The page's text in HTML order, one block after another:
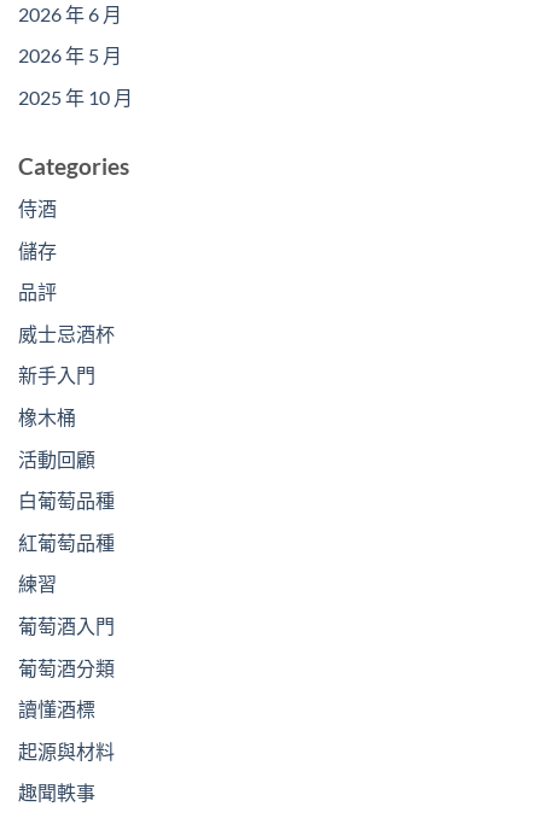
2026 年 6 月
2026 年 5 月
2025 年 10 月
Categories
侍酒
儲存
品評
威士忌酒杯
新手入門
橡木桶
活動回顧
白葡萄品種
紅葡萄品種
練習
葡萄酒入門
葡萄酒分類
讀懂酒標
起源與材料
趣聞軼事